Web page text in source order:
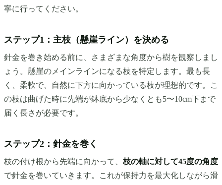
寧に行ってください。
ステップ1：主枝（懸崖ライン）を決める
針金を巻き始める前に、さまざまな角度から樹を観察しまし
ょう。懸崖のメインラインになる枝を特定します。最も長
く、柔軟で、自然に下方に向かっている枝が理想的です。こ
の枝は曲げた時に先端が鉢底から少なくとも5〜10cm下まで
届く長さが必要です。
ステップ2：針金を巻く
枝の付け根から先端に向かって、 枝の軸に対して45度の角度
で針金を巻いていきます。これが保持力を最大化しながら滑